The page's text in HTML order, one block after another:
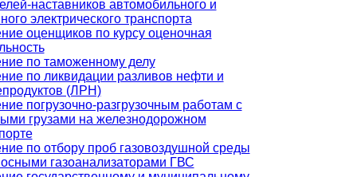
наставников автомобильного и
электрического транспорта
оценщиков по курсу оценочная
по таможенному делу
по ликвидации разливов нефти и
(ЛРН)
погрузочно-разгрузочным работам с
грузами на железнодорожном
по отбору проб газовоздушной среды
газоанализаторами ГВС